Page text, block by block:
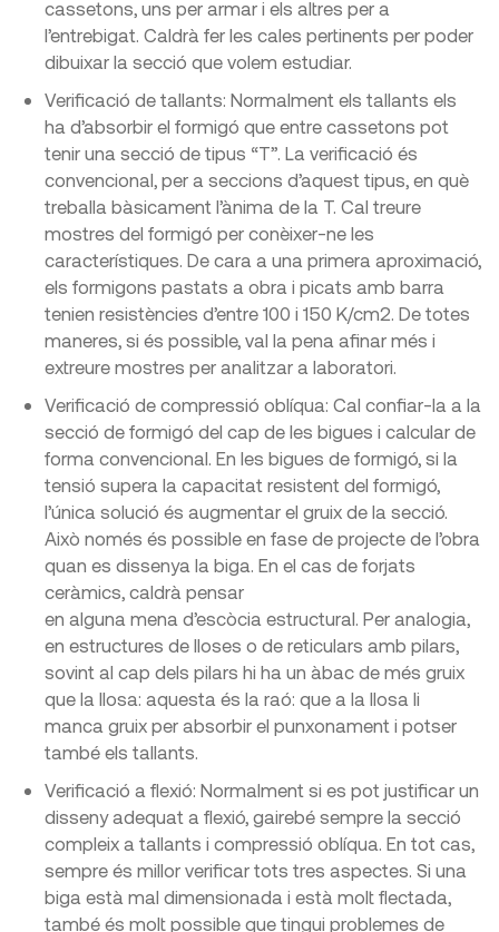
cassetons, uns per armar i els altres per a
l’entrebigat. Caldrà fer les cales pertinents per poder
dibuixar la secció que volem estudiar.
Verificació de tallants: Normalment els tallants els
ha d’absorbir el formigó que entre cassetons pot
tenir una secció de tipus “T”. La verificació és
convencional, per a seccions d’aquest tipus, en què
treballa bàsicament l’ànima de la T. Cal treure
mostres del formigó per conèixer-ne les
característiques. De cara a una primera aproximació,
els formigons pastats a obra i picats amb barra
tenien resistències d’entre 100 i 150 K/cm2. De totes
maneres, si és possible, val la pena afinar més i
extreure mostres per analitzar a laboratori.
Verificació de compressió oblíqua: Cal confiar-la a la
secció de formigó del cap de les bigues i calcular de
forma convencional. En les bigues de formigó, si la
tensió supera la capacitat resistent del formigó,
l’única solució és augmentar el gruix de la secció.
Això només és possible en fase de projecte de l’obra
quan es dissenya la biga. En el cas de forjats
ceràmics, caldrà pensar
en alguna mena d’escòcia estructural. Per analogia,
en estructures de lloses o de reticulars amb pilars,
sovint al cap dels pilars hi ha un àbac de més gruix
que la llosa: aquesta és la raó: que a la llosa li
manca gruix per absorbir el punxonament i potser
també els tallants.
Verificació a flexió: Normalment si es pot justificar un
disseny adequat a flexió, gairebé sempre la secció
compleix a tallants i compressió oblíqua. En tot cas,
sempre és millor verificar tots tres aspectes. Si una
biga està mal dimensionada i està molt flectada,
també és molt possible que tingui problemes de